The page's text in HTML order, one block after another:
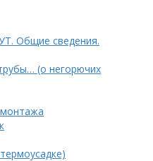
Общие сведения.
(о негорючих